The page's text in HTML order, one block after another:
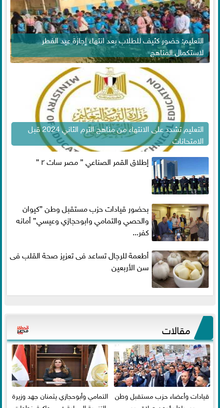
التعليم: حضور كثيف للطلاب بعد انتهاء إجازة عيد الفطر
لاستكمال المناهج
التعليم تشدد على الانتهاء من مناهج الترم الثاني 2024 قبل
الامتحانات
إطلاق القمر الصناعي ” مصر سات ٢ ”
بحضور قيادات حزب مستقبل وطن ”كيوان
والحصي والتمامي وابوحجازي وعيسي” أمانه
كفر...
أطعمة للرجال تساعد فى تعزيز صحة القلب فى
سن الأربعين
مقالات
قيادات وأعضاء حزب مستقبل وطن التمامي وأبوحجازي يثمنان جهد وزيرة